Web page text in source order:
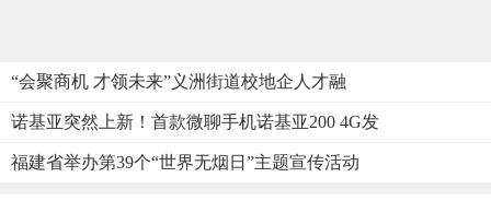
“会聚商机 才领未来”义洲街道校地企人才融
诺基亚突然上新！首款微聊手机诺基亚200 4G发
福建省举办第39个“世界无烟日”主题宣传活动